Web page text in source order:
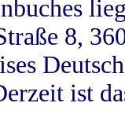
8,
ist